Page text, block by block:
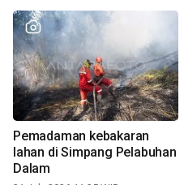
Pemadaman kebakaran
lahan di Simpang Pelabuhan
Dalam